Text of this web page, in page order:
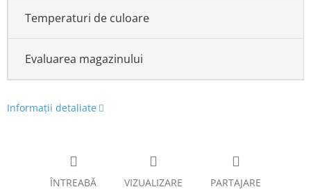
Temperaturi de culoare
Evaluarea magazinului
Informaţii detaliate
ÎNTREABĂ VIZUALIZARE PARTAJARE